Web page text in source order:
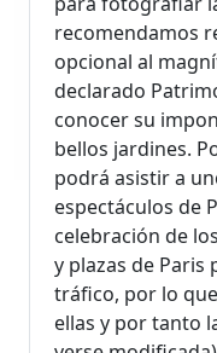
recomendamos
opcional al
declarado
conocer su
bellos jardines.
podrá asistir a
espectáculos de
celebración de
y plazas de
tráfico, por lo
ellas y por tanto